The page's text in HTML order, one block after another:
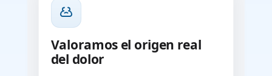
Valoramos el origen real
del dolor